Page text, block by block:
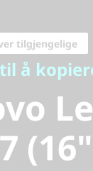
7
tilgjengelige
å